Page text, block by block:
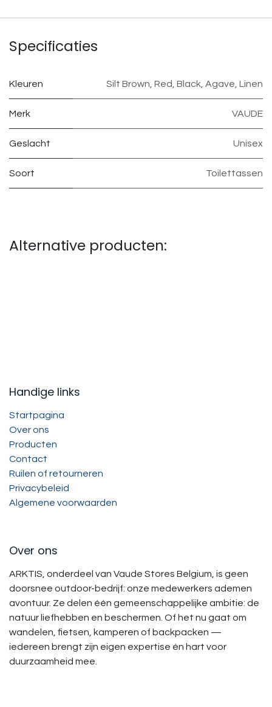
Specificaties
Kleuren Silt Brown Red Black Agave Linen
Merk VAUDE
Geslacht Unisex
Soort Toilettassen
Alternative producten:
Handige links
Startpagina
Over ons
Producten
Contact
Ruilen of retourneren
Privacybeleid
Algemene voorwaarden
Over ons
ARKTIS, onderdeel van Vaude Stores Belgium, is geen
doorsnee outdoor-bedrijf: onze medewerkers ademen
avontuur. Ze delen één gemeenschappelijke ambitie: de
natuur liefhebben en beschermen. Of het nu gaat om
wandelen, fietsen, kamperen of backpacken —
iedereen brengt zijn eigen expertise én hart voor
duurzaamheid mee.